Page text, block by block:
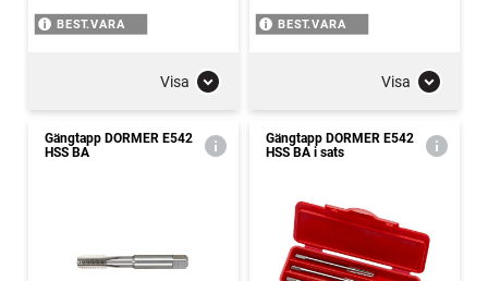
BEST.VARA
Visa
BEST.VARA
Visa
Gängtapp DORMER E542
HSS BA
Gängtapp DORMER E542
HSS BA i sats